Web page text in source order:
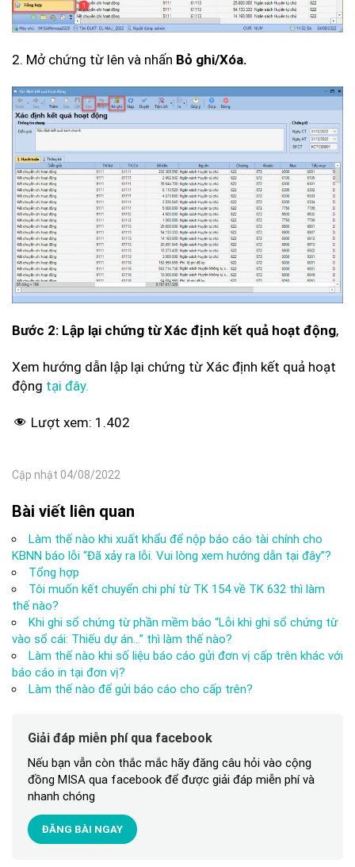
2. Mở chứng từ lên và nhấn Bỏ ghi/Xóa.
Bước 2: Lập lại chứng từ Xác định kết quả hoạt động,
Xem hướng dẫn lập lại chứng từ Xác định kết quả hoạt
động tại đây.
Lượt xem: 1.402
Cập nhật 04/08/2022
Bài viết liên quan
Làm thế nào khi xuất khẩu để nộp báo cáo tài chính cho
KBNN báo lỗi “Đã xảy ra lỗi. Vui lòng xem hướng dẫn tại đây”?
Tổng hợp
Tôi muốn kết chuyển chi phí từ TK 154 về TK 632 thì làm
thế nào?
Khi ghi sổ chứng từ phần mềm báo “Lỗi khi ghi sổ chứng từ
vào sổ cái: Thiếu dự án…” thì làm thế nào?
Làm thế nào khi số liệu báo cáo gửi đơn vị cấp trên khác với
báo cáo in tại đơn vị?
Làm thế nào để gửi báo cáo cho cấp trên?
Giải đáp miễn phí qua facebook
Nếu bạn vẫn còn thắc mắc hãy đăng câu hỏi vào cộng
đồng MISA qua facebook để được giải đáp miễn phí và
nhanh chóng
ĐĂNG BÀI NGAY